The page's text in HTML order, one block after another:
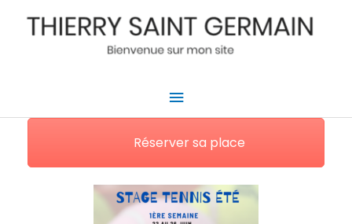
Menu
Réserver sa place